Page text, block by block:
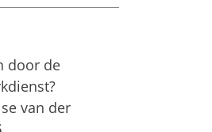
door de
van der